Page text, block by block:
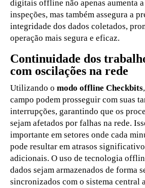
digitais offline não apenas aumenta
inspeções, mas também assegura a
integridade dos dados coletados,
operação mais segura e eficaz.
Continuidade dos
com oscilações na rede
Utilizando o modo offline Checkbits
campo podem prosseguir com suas
interrupções, garantindo que os
sejam afetados por falhas na rede.
importante em setores onde cada
pode resultar em atrasos
adicionais. O uso de tecnologia
dados sejam armazenados de forma
sincronizados com o sistema central